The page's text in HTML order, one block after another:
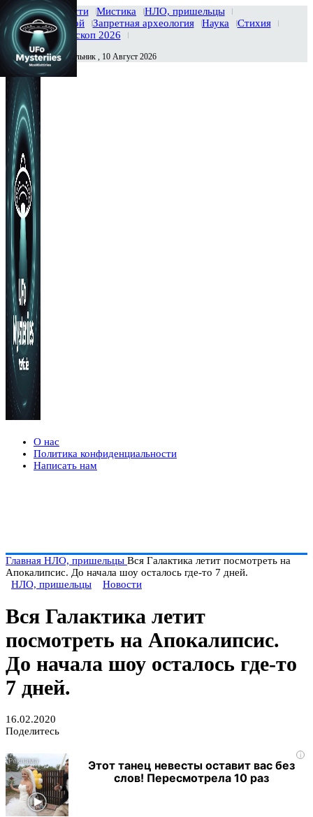
Главная Новости Мистика
НЛО, пришельцы
Тайны вселенной
Запретная археология Наука
Стихия
История
Гороскоп 2026
Сегодня Понедельник , 10 Август 2026
О нас
Политика конфиденциальности
Написать нам
Главная НЛО, пришельцы Вся Галактика летит посмотреть на
Апокалипсис. До начала шоу осталось где-то 7 дней.
НЛО, пришельцы
Новости
Вся Галактика летит
посмотреть на Апокалипсис.
До начала шоу осталось где-то
7 дней.
16.02.2020
Поделитесь
i
Этот танец невесты оставит вас без
слов! Пересмотрела 10 раз